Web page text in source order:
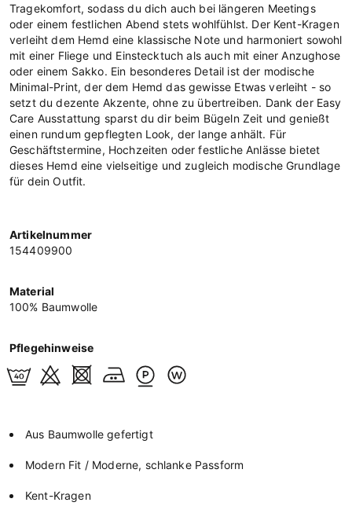
Tragekomfort, sodass du dich auch bei längeren Meetings
oder einem festlichen Abend stets wohlfühlst. Der Kent-Kragen
verleiht dem Hemd eine klassische Note und harmoniert sowohl
mit einer Fliege und Einstecktuch als auch mit einer Anzughose
oder einem Sakko. Ein besonderes Detail ist der modische
Minimal-Print, der dem Hemd das gewisse Etwas verleiht - so
setzt du dezente Akzente, ohne zu übertreiben. Dank der Easy
Care Ausstattung sparst du dir beim Bügeln Zeit und genießt
einen rundum gepflegten Look, der lange anhält. Für
Geschäftstermine, Hochzeiten oder festliche Anlässe bietet
dieses Hemd eine vielseitige und zugleich modische Grundlage
für dein Outfit.
Artikelnummer
154409900
Material
100% Baumwolle
Pflegehinweise
Aus Baumwolle gefertigt
Modern Fit / Moderne, schlanke Passform
Kent-Kragen